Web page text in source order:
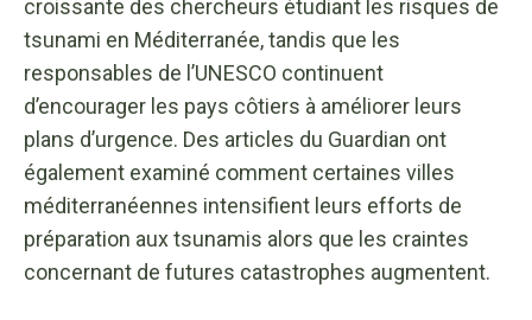
croissante des chercheurs étudiant les risques de
tsunami en Méditerranée, tandis que les
responsables de l’UNESCO continuent
d’encourager les pays côtiers à améliorer leurs
plans d’urgence. Des articles du Guardian ont
également examiné comment certaines villes
méditerranéennes intensifient leurs efforts de
préparation aux tsunamis alors que les craintes
concernant de futures catastrophes augmentent.